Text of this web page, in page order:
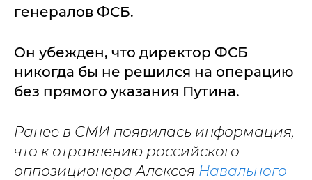
генералов ФСБ.
Он убежден, что директор ФСБ
никогда бы не решился на операцию
без прямого указания Путина.
Ранее в СМИ появилась информация,
что к отравлению российского
оппозиционера Алексея Навального